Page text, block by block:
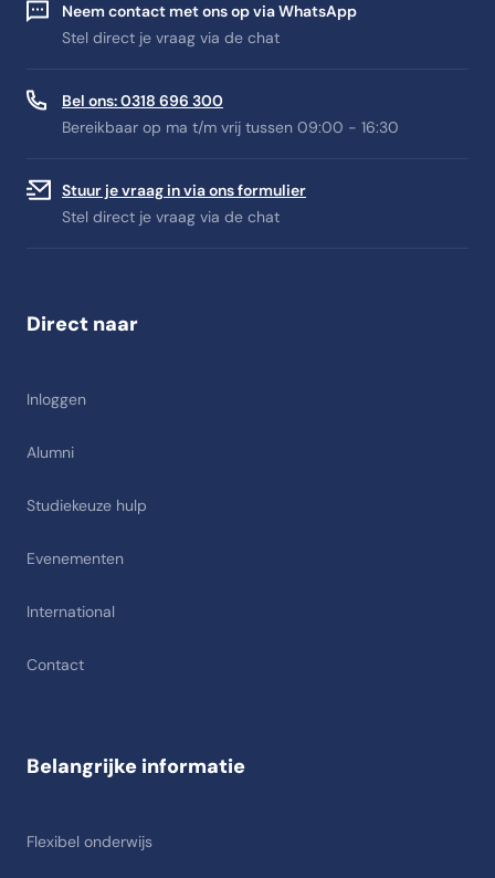
Neem contact met ons op via WhatsApp
Stel direct je vraag via de chat
Bel ons: 0318 696 300
Bereikbaar op ma t/m vrij tussen 09:00 - 16:30
Stuur je vraag in via ons formulier
Stel direct je vraag via de chat
Direct naar
Inloggen
Alumni
Studiekeuze hulp
Evenementen
International
Contact
Belangrijke informatie
Flexibel onderwijs